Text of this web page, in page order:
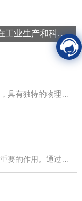
钽片在工业生产和科技应用中的重要性
钽箔，作为一种用途广泛的特殊金属箔片，具有独特的物理和化学性质，被广泛应用于多个领域。其制备工艺和应用技术一直备受关注与探究。在钽箔的制备工艺中，精密的合金成分配比和高温熔炼工艺是至关重要的环节。通过精心设计的生产流程，可以获得均匀细致的箔片，..其优良的机械性能和化学稳定性。各种加工技术如轧制、拉拔等也发挥着关键作用
在钽箔生产中，质量控制方法发挥着至关重要的作用。通过精心设计与实施一系列有效的质量控制措施，可以...终产品符合高标准的质量要求，满足客户的需求。首先，材料选择至关重要。我们严格把控原材料的质量，从源头上杜绝质量问题的发生。只有..的原材料才能生产出..的钽箔产品。其次，在生产过程中，我们采取严格的工艺流程控制措施，.